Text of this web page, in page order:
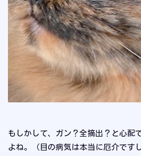
もしかして、ガン？全摘出？と心配
よね。（目の病気は本当に厄介です